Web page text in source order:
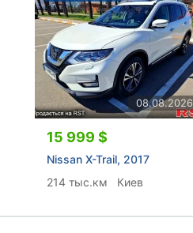
08.08.2026
15 999 $
Nissan X-Trail, 2017
214 тыс.км
Киев